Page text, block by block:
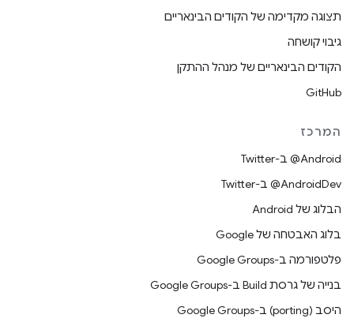
תצוגה מקדימה של הקודים הבינאריים
גיבוי קושחה
הקודים הבינאריים של מנהל ההתקן
GitHub
המרכז
‎@Android ב-Twitter
‎@AndroidDev ב-Twitter
הבלוג של Android
בלוג האבטחה של Google
פלטפורמה ב-Google Groups
בנייה של גרסת Build ב-Google Groups
היסב (porting) ב-Google Groups